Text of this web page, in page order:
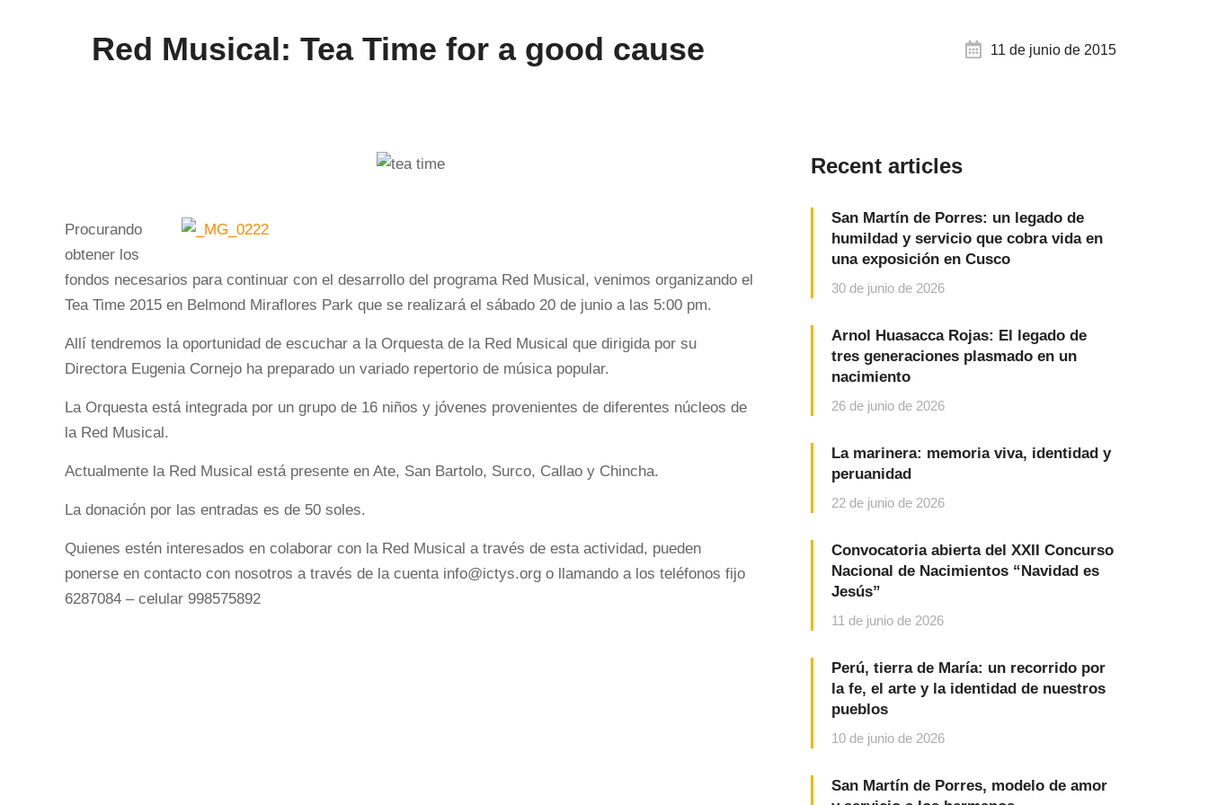
Red Musical: Tea Time for a good cause 11 de junio de 2015
Procurando
obtener los
fondos necesarios para continuar con el desarrollo del programa Red Musical, venimos organizando el
Tea Time 2015 en Belmond Miraflores Park que se realizará el sábado 20 de junio a las 5:00 pm.
Allí tendremos la oportunidad de escuchar a la Orquesta de la Red Musical que dirigida por su
Directora Eugenia Cornejo ha preparado un variado repertorio de música popular.
La Orquesta está integrada por un grupo de 16 niños y jóvenes provenientes de diferentes núcleos de
la Red Musical.
Actualmente la Red Musical está presente en Ate, San Bartolo, Surco, Callao y Chincha.
La donación por las entradas es de 50 soles.
Quienes estén interesados en colaborar con la Red Musical a través de esta actividad, pueden
ponerse en contacto con nosotros a través de la cuenta info@ictys.org o llamando a los teléfonos fijo
6287084 – celular 998575892
Recent articles
San Martín de Porres: un legado de
humildad y servicio que cobra vida en
una exposición en Cusco
30 de junio de 2026
Arnol Huasacca Rojas: El legado de
tres generaciones plasmado en un
nacimiento
26 de junio de 2026
La marinera: memoria viva, identidad y
peruanidad
22 de junio de 2026
Convocatoria abierta del XXII Concurso
Nacional de Nacimientos “Navidad es
Jesús”
11 de junio de 2026
Perú, tierra de María: un recorrido por
la fe, el arte y la identidad de nuestros
pueblos
10 de junio de 2026
San Martín de Porres, modelo de amor